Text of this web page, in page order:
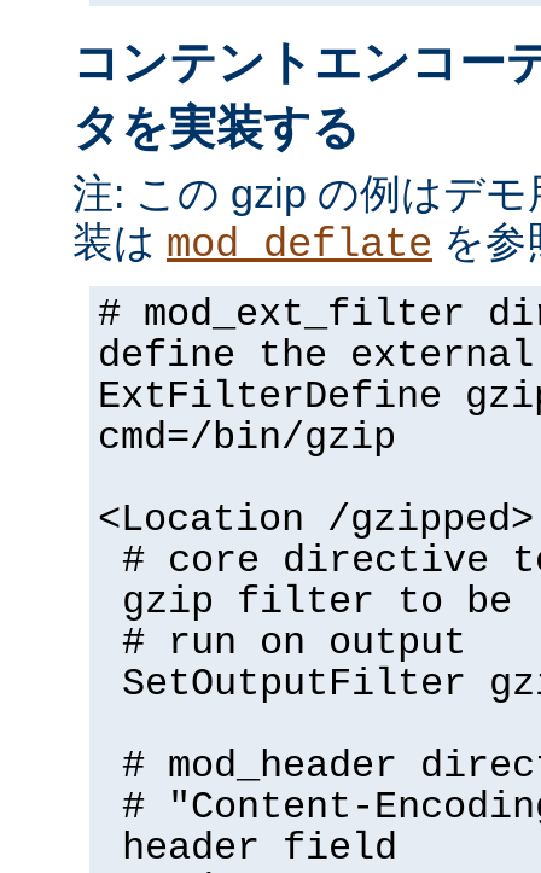
コンテントエンコー
タを実装する
注: この gzip の例はデ
装は mod_deflate を参
# mod_ext_filter
define the
ExtFilterDefine
cmd=/bin/gzip
<Location /gzipped>
# core directive
gzip filter to be
# run on output
SetOutputFilter
# mod_header
# "Content-
header field